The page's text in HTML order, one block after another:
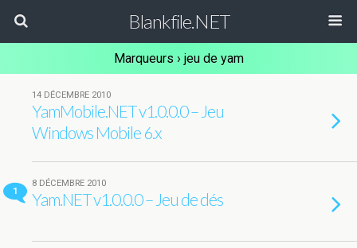
Blankfile.NET
Marqueurs › jeu de yam
14 DÉCEMBRE 2010
YamMobile.NET v1.0.0.0 – Jeu
Windows Mobile 6.x
1
8 DÉCEMBRE 2010
Yam.NET v1.0.0.0 – Jeu de dés